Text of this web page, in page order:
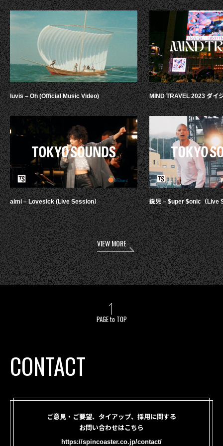
luvis – Oh (Official Music Video)
aimi – Lovesick (Live Session）
MIND TRAVEL 2023 ダイ
鋭児 – $uper $onic（Live
VIEW MORE
PAGE to TOP
CONTACT
ご意見・ご要望、タイアップ、採用に関する
お問い合わせはこちら
https://spincoaster.co.jp/contact/